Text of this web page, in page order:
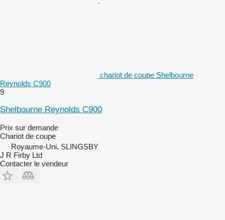
chariot de coupe Shelbourne
Reynolds C900
9
Shelbourne Reynolds C900
Prix sur demande
Chariot de coupe
Royaume-Uni, SLINGSBY
J R Firby Ltd
Contacter le vendeur